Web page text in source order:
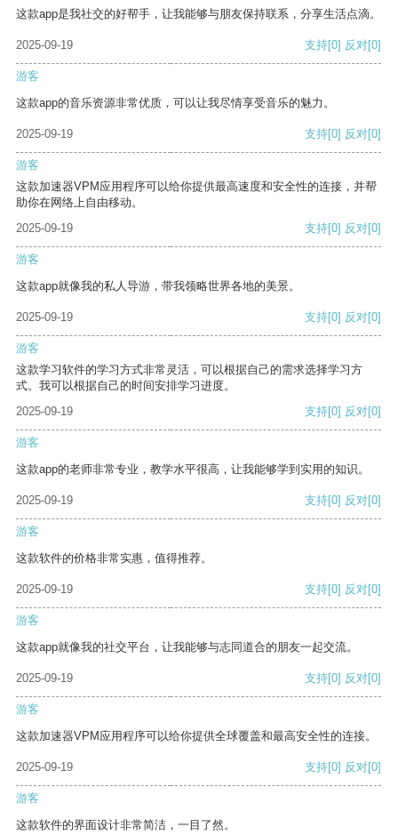
这款app是我社交的好帮手，让我能够与朋友保持联系，分享生活点滴。
2025-09-19 支持[0] 反对[0]
游客
这款app的音乐资源非常优质，可以让我尽情享受音乐的魅力。
2025-09-19 支持[0] 反对[0]
游客
这款加速器VPM应用程序可以给你提供最高速度和安全性的连接，并帮
助你在网络上自由移动。
2025-09-19
支持[0] 反对[0]
游客
这款app就像我的私人导游，带我领略世界各地的美景。
2025-09-19 支持[0] 反对[0]
游客
这款学习软件的学习方式非常灵活，可以根据自己的需求选择学习方
式。我可以根据自己的时间安排学习进度。
2025-09-19
支持[0] 反对[0]
游客
这款app的老师非常专业，教学水平很高，让我能够学到实用的知识。
2025-09-19 支持[0] 反对[0]
游客
这款软件的价格非常实惠，值得推荐。
2025-09-19 支持[0] 反对[0]
游客
这款app就像我的社交平台，让我能够与志同道合的朋友一起交流。
2025-09-19 支持[0] 反对[0]
游客
这款加速器VPM应用程序可以给你提供全球覆盖和最高安全性的连接。
2025-09-19 支持[0] 反对[0]
游客
这款软件的界面设计非常简洁，一目了然。